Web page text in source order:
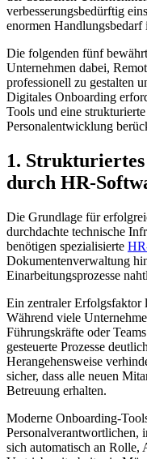
verbesserungsbedürftig
enormen Handlungsbedarf
Die folgenden fünf
Unternehmen dabei,
professionell zu gestalten
Digitales Onboarding
Tools und eine
Personalentwicklung
1.
durch HR-
Die Grundlage für
durchdachte technische
benötigen spezialisierte
Dokumentenverwaltung
Einarbeitungsprozesse
Ein zentraler Erfolgsfaktor
Während viele
Führungskräfte oder
gesteuerte Prozesse
Herangehensweise
sicher, dass alle neuen
Betreuung erhalten.
Moderne Onboarding-
Personalverantwortlichen,
sich automatisch an Rolle,